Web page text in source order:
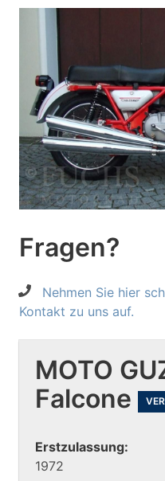
Fragen?
Nehmen Sie hier
Kontakt zu uns auf.
MOTO
Falcone
Erstzulassung:
1972